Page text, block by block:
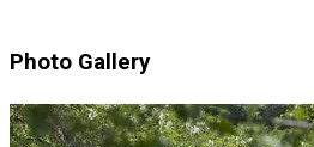
Photo Gallery